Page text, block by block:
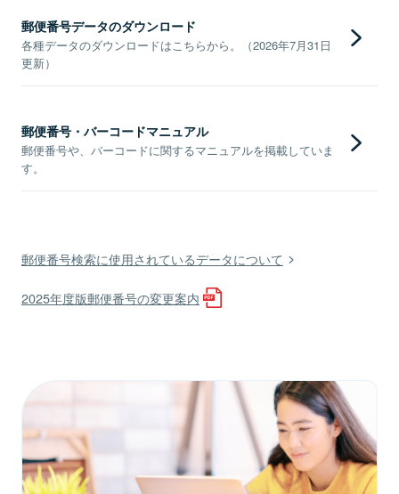
郵便番号データのダウンロード
各種データのダウンロードはこちらから。（2026年7月31日
更新）
郵便番号・バーコードマニュアル
郵便番号や、バーコードに関するマニュアルを掲載していま
す。
郵便番号検索に使用されているデータについて
2025年度版郵便番号の変更案内